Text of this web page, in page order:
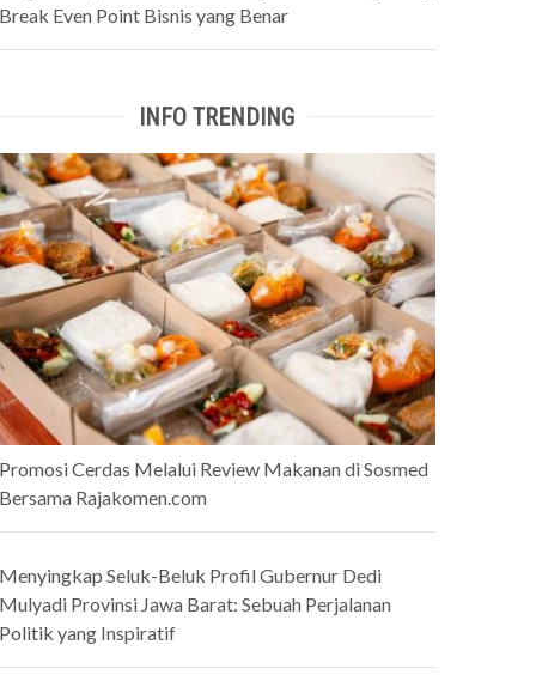
Even Point Bisnis yang Benar
INFO TRENDING
Cerdas Melalui Review Makanan di Sosmed
Rajakomen.com
Seluk-Beluk Profil Gubernur Dedi
Provinsi Jawa Barat: Sebuah Perjalanan
yang Inspiratif